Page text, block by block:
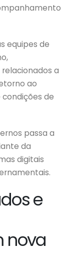
equipes de
a
ao
de
passa a
da
digitais
e
nova